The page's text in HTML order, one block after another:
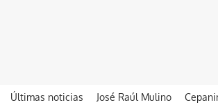
Últimas noticias José Raúl Mulino